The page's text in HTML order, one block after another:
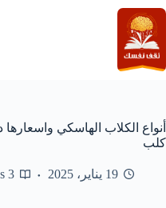
التجاوز
إلى
المحتوى
أنواع الكلاب الهاسكي
كلب
19 يناير، 2025 3 mins